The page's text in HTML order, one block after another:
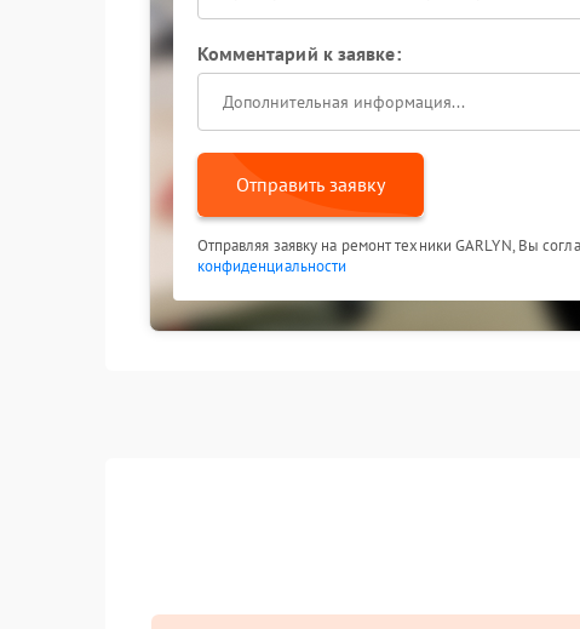
Комментарий к заявке:
Отправить заявку
Отправляя заявку на ремонт техники GARLYN, Вы
конфиденциальности